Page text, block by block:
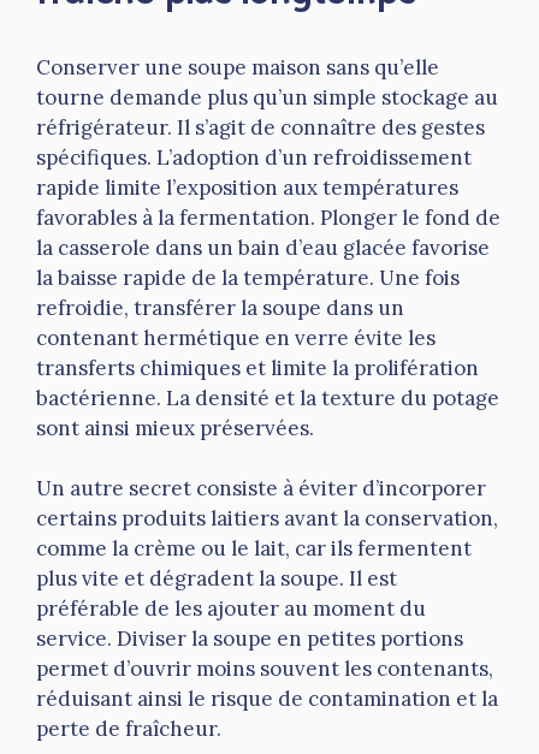
Conserver une soupe maison sans qu’elle
tourne demande plus qu’un simple stockage au
réfrigérateur. Il s’agit de connaître des gestes
spécifiques. L’adoption d’un refroidissement
rapide limite l’exposition aux températures
favorables à la fermentation. Plonger le fond de
la casserole dans un bain d’eau glacée favorise
la baisse rapide de la température. Une fois
refroidie, transférer la soupe dans un
contenant hermétique en verre évite les
transferts chimiques et limite la prolifération
bactérienne. La densité et la texture du potage
sont ainsi mieux préservées.
Un autre secret consiste à éviter d’incorporer
certains produits laitiers avant la conservation,
comme la crème ou le lait, car ils fermentent
plus vite et dégradent la soupe. Il est
préférable de les ajouter au moment du
service. Diviser la soupe en petites portions
permet d’ouvrir moins souvent les contenants,
réduisant ainsi le risque de contamination et la
perte de fraîcheur.